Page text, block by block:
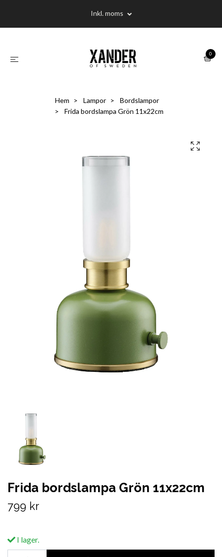
Inkl. moms
0
Hem Lampor
Bordslampor
Frida bordslampa Grön 11x22cm
Frida bordslampa Grön 11x22cm
799 kr
I lager.